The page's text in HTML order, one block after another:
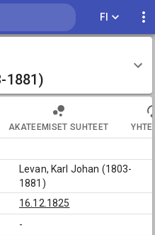
FI
1881)
AKATEEMISET SUHTEET
Levan, Karl Johan (1803-
1881)
16.12.1825
-